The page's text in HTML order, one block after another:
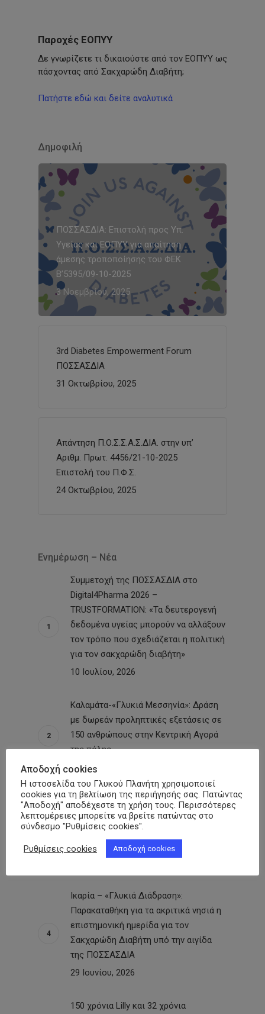
Παροχές ΕΟΠΥΥ
Δε γνωρίζετε τι δικαιούστε από τον ΕΟΠΥΥ ως
πάσχοντας από Σακχαρώδη Διαβήτη;
Πατήστε εδώ και δείτε αναλυτικά
Δημοφιλή
ΠΟΣΣΑΣΔΙΑ: Επιστολή προς Υπ.
Υγείας και ΕΟΠΥΥ για απαίτηση
άμεσης τροποποίησης του ΦΕΚ
Β’5395/09-10-2025
3 Νοεμβρίου, 2025
3rd Diabetes Empowerment Forum
ΠΟΣΣΑΣΔΙΑ
31 Οκτωβρίου, 2025
Απάντηση Π.Ο.Σ.Σ.Α.Σ.ΔΙΑ. στην υπ’
Αριθμ. Πρωτ. 4456/21-10-2025
Επιστολή του Π.Φ.Σ.
24 Οκτωβρίου, 2025
Ενημέρωση – Νέα
Συμμετοχή της ΠΟΣΣΑΣΔΙΑ στο
Digital4Pharma 2026 –
TRUSTFORMATION: «Τα δευτερογενή
δεδομένα υγείας μπορούν να αλλάξουν
τον τρόπο που σχεδιάζεται η πολιτική
για τον σακχαρώδη διαβήτη»
10 Ιουλίου, 2026
Καλαμάτα-«Γλυκιά Μεσσηνία»: Δράση
με δωρεάν προληπτικές εξετάσεις σε
150 ανθρώπους στην Κεντρική Αγορά
της πόλης
30 Ιουνίου, 2026
Σύλλογος Ατόμων με Σακχαρώδη
Διαβήτη Ν. Πέλλας: Δράση με
μετρήσεις σακχάρου και εγγραφές
νέων μελών στη Σκύδρα
Ικαρία – «Γλυκιά Διάδραση»:
Παρακαταθήκη για τα ακριτικά νησιά η
επιστημονική ημερίδα για τον
Σακχαρώδη Διαβήτη υπό την αιγίδα
της ΠΟΣΣΑΣΔΙΑ
29 Ιουνίου, 2026
150 χρόνια Lilly και 32 χρόνια
Αποδοχή cookies
Η ιστοσελίδα του Γλυκού Πλανήτη χρησιμοποιεί
cookies για τη βελτίωση της περιήγησής σας. Πατώντας
"Αποδοχή" αποδέχεστε τη χρήση τους. Περισσότερες
λεπτομέρειες μπορείτε να βρείτε πατώντας στο
σύνδεσμο "Ρυθμίσεις cookies".
Ρυθμίσεις cookies Αποδοχή cookies